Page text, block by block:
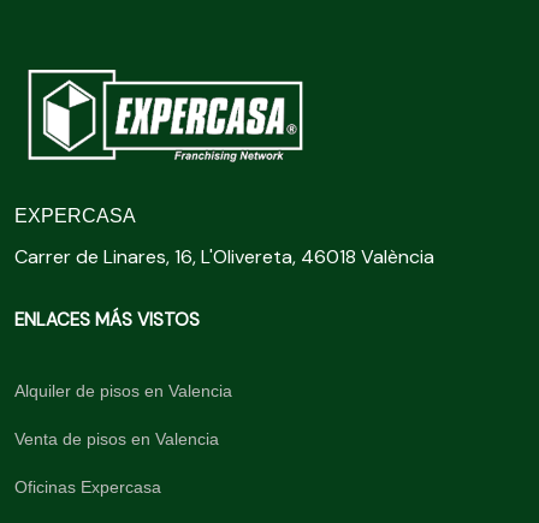
EXPERCASA
Carrer de Linares, 16, L'Olivereta, 46018 València
ENLACES MÁS VISTOS
Alquiler de pisos en Valencia
Venta de pisos en Valencia
Oficinas Expercasa